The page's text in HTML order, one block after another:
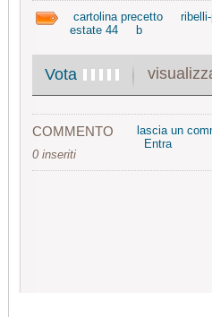
cartolina precetto
estate 44
b
Vota
COMMENTO
0 inseriti
lascia un
Entra